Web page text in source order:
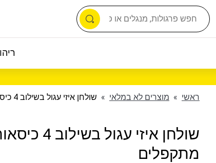
ראשי » מוצרים לא במלאי » שולחן איזי עגול בשילוב 4 כיסאות מתקפלים
שולחן איזי עגול בשילוב
מתקפלים